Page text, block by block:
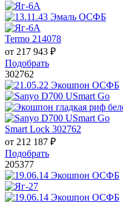
Termo 214078
от 217 943 ₽
Подобрать
302762
Smart Lock 302762
от 212 187 ₽
Подобрать
205377